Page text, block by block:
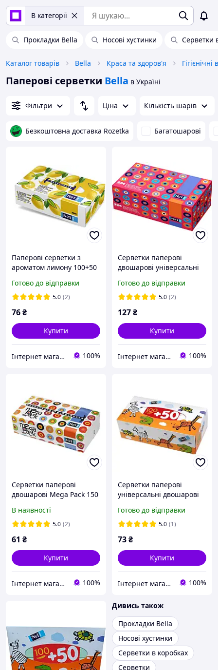
В категорії
Прокладки Bella Носові хустинки Серветки
Каталог товарів Bella Краса та здоров'я
Паперові серветки Bella в Україні
Фільтри Ціна Кількість шарів
Безкоштовна доставка Rozetka Багатошарові
Паперові серветки з
ароматом лимону 100+50
Готово до відправки
5.0 (2)
76₴
Купити
Інтернет магазин Pamp-Pamp 100%
Серветки паперові
двошарові універсальні
Готово до відправки
5.0 (2)
127₴
Купити
Інтернет магазин Pamp-Pamp 100%
Серветки паперові
двошарові Mega Pack 150
В наявності
5.0 (2)
61 ₴
Купити
Інтернет магазин Pamp-Pamp 100%
Серветки паперові
універсальні двошарові
Готово до відправки
5.0 (1)
73₴
Купити
Інтернет магазин Pamp-Pamp 100%
Дивись також
Прокладки Bella
Носові хустинки
Серветки в коробках
Серветки